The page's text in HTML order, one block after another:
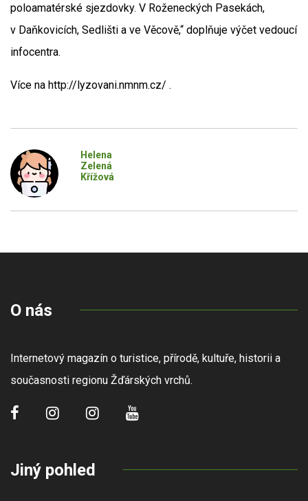
poloamatérské sjezdovky. V Roženeckých Pasekách,
v Daňkovicích, Sedlišti a ve Věcově,“ doplňuje výčet vedoucí
infocentra.
Více na http://lyzovani.nmnm.cz/ .
Helena
Zelená
Křížová
O nás
Internetový magazín o turistice, přírodě, kultuře, historii a
současnosti regionu Žďárských vrchů.
Jiný pohled